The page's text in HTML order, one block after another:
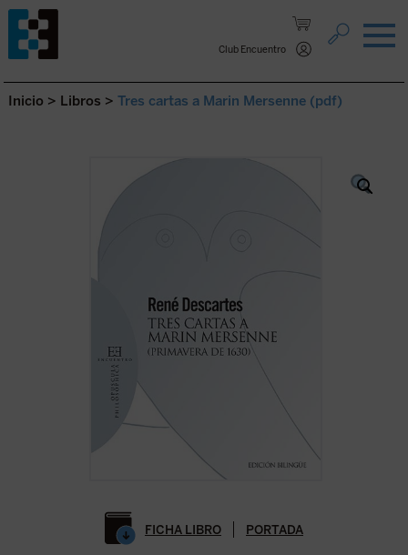
Club Encuentro
Saltar al contenido.
Inicio > Libros > Tres cartas a Marin Mersenne (pdf)
FICHA LIBRO PORTADA